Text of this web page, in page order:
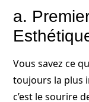
a.
Vous savez ce
toujours la plus
c’est le sourire